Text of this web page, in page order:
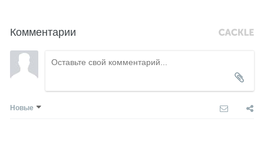
Комментарии
Новые